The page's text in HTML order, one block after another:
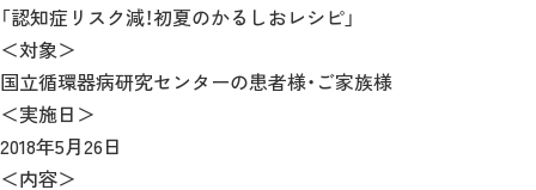
「認知症リスク減！初夏のかるしおレシピ」
＜対象＞
国立循環器病研究センターの患者様・ご家族様
＜実施日＞
2018年5月26日
＜内容＞